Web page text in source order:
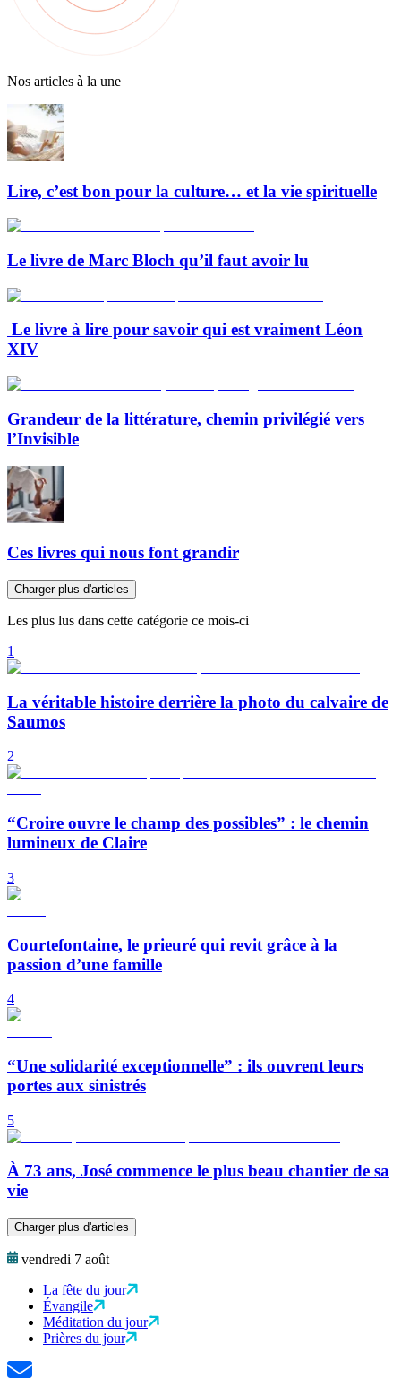
Nos articles à la une
Lire, c’est bon pour la culture… et la vie spirituelle
Le livre de Marc Bloch qu’il faut avoir lu
Le livre à lire pour savoir qui est vraiment Léon
XIV
Grandeur de la littérature, chemin privilégié vers
l’Invisible
Ces livres qui nous font grandir
Charger plus d'articles
Les plus lus dans cette catégorie ce mois-ci
1
La véritable histoire derrière la photo du calvaire de
Saumos
2
“Croire ouvre le champ des possibles” : le chemin
lumineux de Claire
3
Courtefontaine, le prieuré qui revit grâce à la
passion d’une famille
4
“Une solidarité exceptionnelle” : ils ouvrent leurs
portes aux sinistrés
5
À 73 ans, José commence le plus beau chantier de sa
vie
Charger plus d'articles
vendredi 7 août
La fête du jour
Évangile
Méditation du jour
Prières du jour